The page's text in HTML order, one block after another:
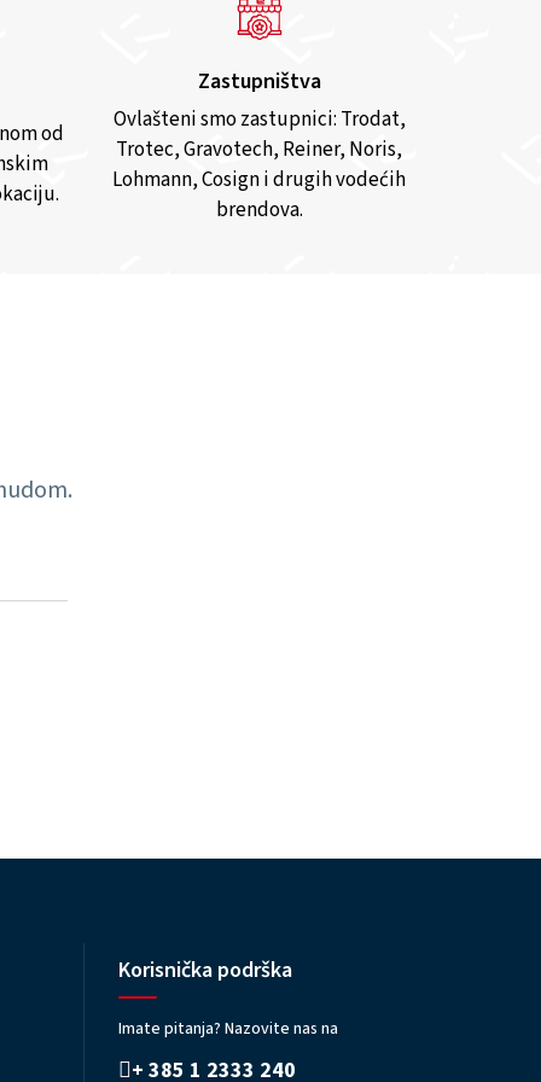
od
Zastupništva
Ovlašteni smo zastupnici: Trodat,
Trotec, Gravotech, Reiner, Noris,
Lohmann, Cosign i drugih vodećih
brendova.
Korisnička podrška
Imate pitanja? Nazovite nas na
+ 385 1 2333 240